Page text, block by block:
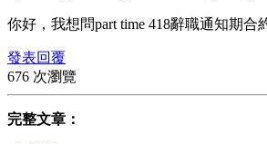
你好，我想問part time 418辭職通知期
發表回覆
676 次瀏覽
完整文章：